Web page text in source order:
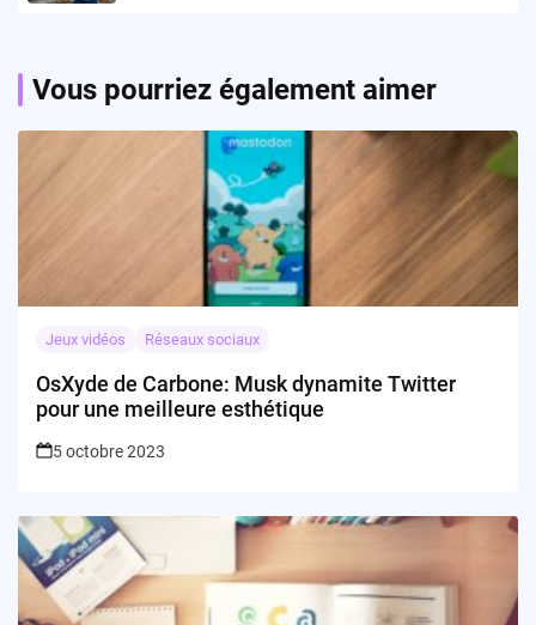
Vous pourriez également aimer
Jeux vidéos Réseaux sociaux
OsXyde de Carbone: Musk dynamite Twitter
pour une meilleure esthétique
5 octobre 2023